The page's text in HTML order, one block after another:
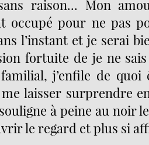
raison... Mon
occupé pour ne pas
l’instant et je serai
fortuite de je ne
j’enfile de quoi
laisser surprendre
à peine au noir
le regard et plus si